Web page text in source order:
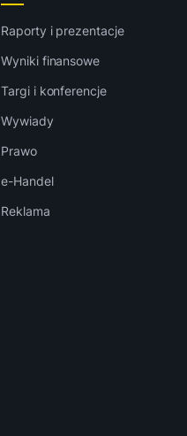
Raporty i prezentacje
Wyniki finansowe
Targi i konferencje
Wywiady
Prawo
e-Handel
Reklama